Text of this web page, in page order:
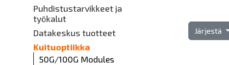
Puhdistustarvikkeet ja
työkalut
Datakeskus tuotteet
Kuituoptiikka
50G/100G Modules
Järjestä